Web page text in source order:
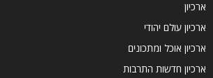
ארכיון
ארכיון עולם יהודי
ארכיון אוכל ומתכונים
ארכיון חדשות התרבות